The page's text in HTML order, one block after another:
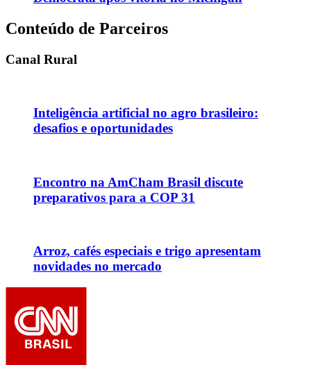
Conteúdo de Parceiros
Canal Rural
Inteligência artificial no agro brasileiro:
desafios e oportunidades
Encontro na AmCham Brasil discute
preparativos para a COP 31
Arroz, cafés especiais e trigo apresentam
novidades no mercado